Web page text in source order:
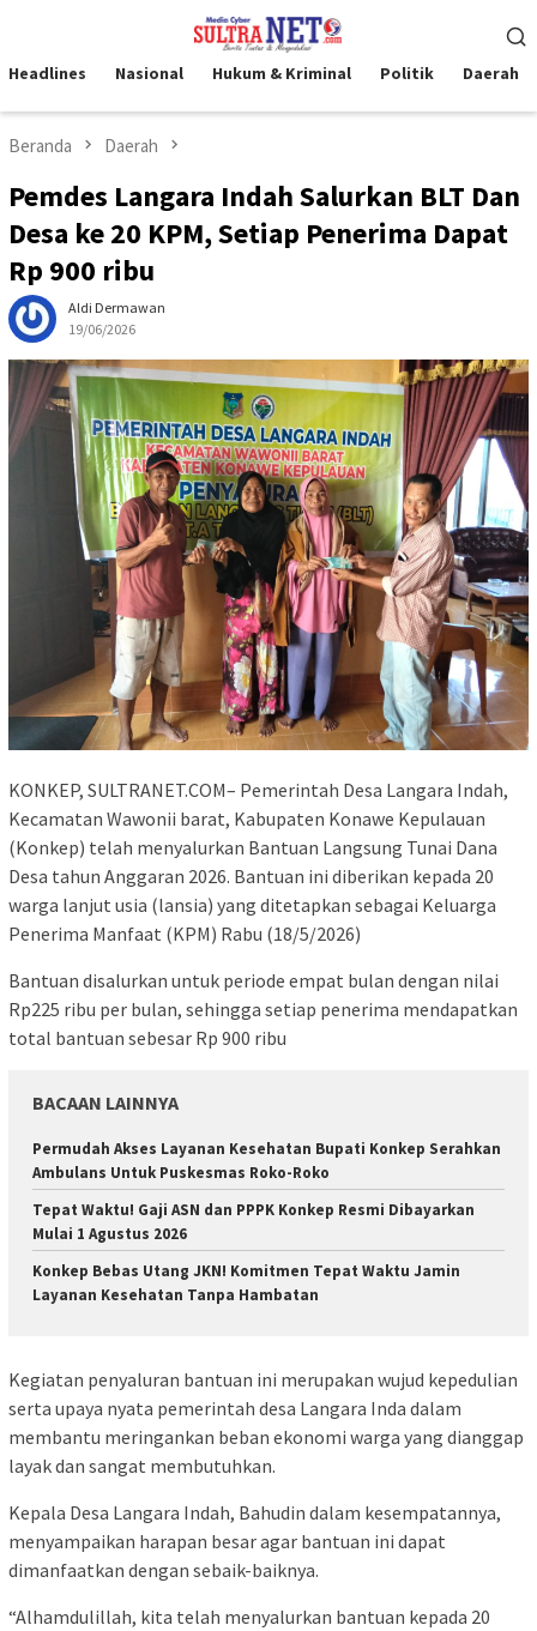
kontenMobile
Headlines Nasional Hukum & Kriminal Politik Daerah
Beranda Daerah
Pemdes Langara Indah Salurkan BLT Dan
Desa ke 20 KPM, Setiap Penerima Dapat
Rp 900 ribu
Aldi Dermawan
19/06/2026
KONKEP, SULTRANET.COM– Pemerintah Desa Langara Indah,
Kecamatan Wawonii barat, Kabupaten Konawe Kepulauan
(Konkep) telah menyalurkan Bantuan Langsung Tunai Dana
Desa tahun Anggaran 2026. Bantuan ini diberikan kepada 20
warga lanjut usia (lansia) yang ditetapkan sebagai Keluarga
Penerima Manfaat (KPM) Rabu (18/5/2026)
Bantuan disalurkan untuk periode empat bulan dengan nilai
Rp225 ribu per bulan, sehingga setiap penerima mendapatkan
total bantuan sebesar Rp 900 ribu
BACAAN LAINNYA
Permudah Akses Layanan Kesehatan Bupati Konkep Serahkan
Ambulans Untuk Puskesmas Roko-Roko
Tepat Waktu! Gaji ASN dan PPPK Konkep Resmi Dibayarkan
Mulai 1 Agustus 2026
Konkep Bebas Utang JKN! Komitmen Tepat Waktu Jamin
Layanan Kesehatan Tanpa Hambatan
Kegiatan penyaluran bantuan ini merupakan wujud kepedulian
serta upaya nyata pemerintah desa Langara Inda dalam
membantu meringankan beban ekonomi warga yang dianggap
layak dan sangat membutuhkan.
Kepala Desa Langara Indah, Bahudin dalam kesempatannya,
menyampaikan harapan besar agar bantuan ini dapat
dimanfaatkan dengan sebaik-baiknya.
“Alhamdulillah, kita telah menyalurkan bantuan kepada 20